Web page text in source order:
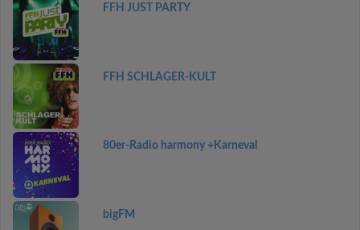
FFH JUST PARTY
FFH SCHLAGER-KULT
80er-Radio harmony +Karneval
bigFM